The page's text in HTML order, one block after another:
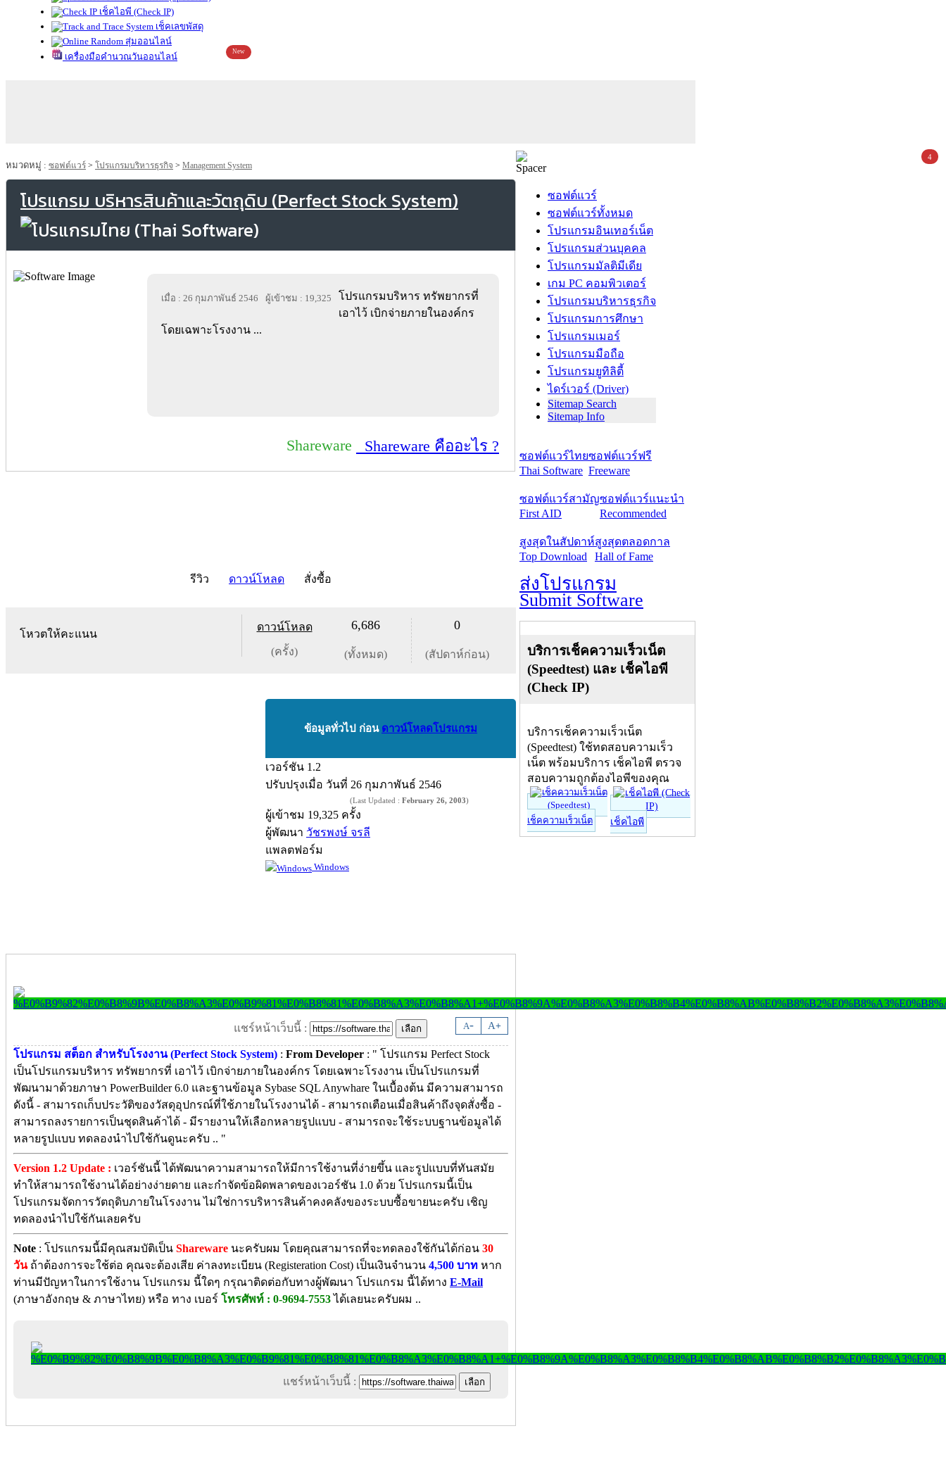
เช็คไอพี (Check IP)
เช็คเลขพัสดุ
สุ่มออนไลน์
เครื่องมือคำนวณวันออนไลน์
New
หมวดหมู่ : ซอฟต์แวร์ > โปรแกรมบริหารธุรกิจ > Management System
โปรแกรม บริหารสินค้าและวัตถุดิบ (Perfect Stock System)
เมื่อ : 26 กุมภาพันธ์ 2546 ผู้เข้าชม : 19,325
โปรแกรมบริหาร ทรัพยากรที่
เอาไว้ เบิกจ่ายภายในองค์กร
โดยเฉพาะโรงงาน ...
Shareware Shareware คืออะไร ?
รีวิว ดาวน์โหลด สั่งซื้อ
โหวตให้คะแนน
ดาวน์โหลด
(ครั้ง)
6,686
(ทั้งหมด)
0
(สัปดาห์ก่อน)
ข้อมูลทั่วไป ก่อน ดาวน์โหลดโปรแกรม
เวอร์ชัน 1.2
ปรับปรุงเมื่อ วันที่ 26 กุมภาพันธ์ 2546
(Last Updated : February 26, 2003)
ผู้เข้าชม 19,325 ครั้ง
ผู้พัฒนา วัชรพงษ์ จรลี
แพลตฟอร์ม
Windows
A- A+
แชร์หน้าเว็บนี้ :
โปรแกรม สต็อก สำหรับโรงงาน (Perfect Stock System) : From Developer : " โปรแกรม Perfect Stock
เป็นโปรแกรมบริหาร ทรัพยากรที่ เอาไว้ เบิกจ่ายภายในองค์กร โดยเฉพาะโรงงาน เป็นโปรแกรมที่
พัฒนามาด้วยภาษา PowerBuilder 6.0 และฐานข้อมูล Sybase SQL Anywhare ในเบื้องต้น มีความสามารถ
ดังนี้ - สามารถเก็บประวัติของวัสดุอุปกรณ์ที่ใช้ภายในโรงงานได้ - สามารถเตือนเมื่อสินค้าถึงจุดสั่งซื้อ -
สามารถลงรายการเป็นชุดสินค้าได้ - มีรายงานให้เลือกหลายรูปแบบ - สามารถจะใช้ระบบฐานข้อมูลได้
หลายรูปแบบ ทดลองนำไปใช้กันดูนะครับ .. "
Version 1.2 Update : เวอร์ชันนี้ ได้พัฒนาความสามารถให้มีการใช้งานที่ง่ายขึ้น และรูปแบบที่ทันสมัย
ทำให้สามารถใช้งานได้อย่างง่ายดาย และกำจัดข้อผิดพลาดของเวอร์ชัน 1.0 ด้วย โปรแกรมนี้เป็น
โปรแกรมจัดการวัตถุดิบภายในโรงงาน ไม่ใช่การบริหารสินค้าคงคลังของระบบซื้อขายนะครับ เชิญ
ทดลองนำไปใช้กันเลยครับ
Note : โปรแกรมนี้มีคุณสมบัติเป็น Shareware นะครับผม โดยคุณสามารถที่จะทดลองใช้กันได้ก่อน 30
วันถ้าต้องการจะใช้ต่อ คุณจะต้องเสีย ค่าลงทะเบียน (Registeration Cost) เป็นเงินจำนวน 4,500 บาท หาก
ท่านมีปัญหาในการใช้งาน โปรแกรม นี้ใดๆ กรุณาติดต่อกับทางผู้พัฒนา โปรแกรม นี้ได้ทาง E-Mail
(ภาษาอังกฤษ & ภาษาไทย) หรือ ทาง เบอร์ โทรศัพท์ : 0-9694-7553ได้เลยนะครับผม ..
แชร์หน้าเว็บนี้ :
ซอฟต์แวร์
ซอฟต์แวร์ทั้งหมด
โปรแกรมอินเทอร์เน็ต
โปรแกรมส่วนบุคคล
โปรแกรมมัลติมีเดีย
เกม PC คอมพิวเตอร์
โปรแกรมบริหารธุรกิจ
โปรแกรมการศึกษา
โปรแกรมเมอร์
โปรแกรมมือถือ
โปรแกรมยูทิลิตี้
ไดร์เวอร์ (Driver)
Sitemap Search
Sitemap Info
ซอฟต์แวร์ไทย
Thai Software
ซอฟต์แวร์ฟรี
Freeware
ซอฟต์แวร์สามัญ
First AID
ซอฟต์แวร์แนะนำ
Recommended
สูงสุดในสัปดาห์
Top Download
สูงสุดตลอดกาล
Hall of Fame
ส่งโปรแกรม
Submit Software
บริการเช็คความเร็วเน็ต
(Speedtest) และ เช็คไอพี
(Check IP)
บริการเช็คความเร็วเน็ต
(Speedtest) ใช้ทดสอบความเร็ว
เน็ต พร้อมบริการ เช็คไอพี ตรวจ
สอบความถูกต้องไอพีของคุณ
เช็คความเร็วเน็ต เช็คไอพี
4